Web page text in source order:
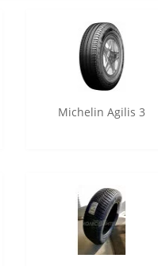
Michelin Agilis 3